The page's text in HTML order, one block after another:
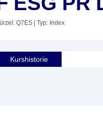
Q7ES | Typ: Index
Kurshistorie